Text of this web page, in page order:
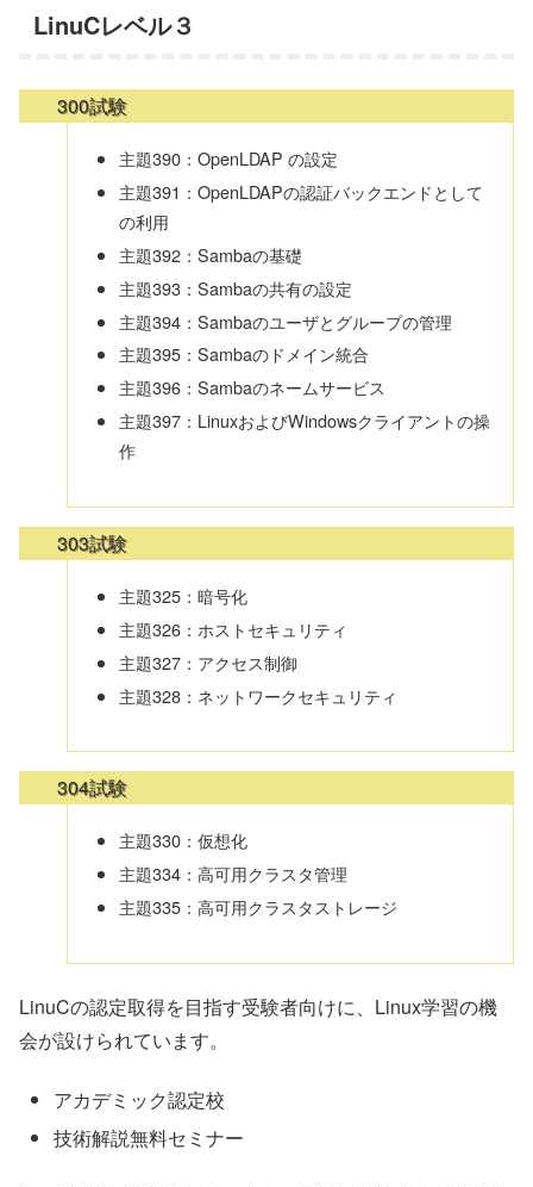
LinuCレベル３
300試験
主題390：OpenLDAP の設定
主題391：OpenLDAPの認証バックエンドとして
の利用
主題392：Sambaの基礎
主題393：Sambaの共有の設定
主題394：Sambaのユーザとグループの管理
主題395：Sambaのドメイン統合
主題396：Sambaのネームサービス
主題397：LinuxおよびWindowsクライアントの操
作
303試験
主題325：暗号化
主題326：ホストセキュリティ
主題327：アクセス制御
主題328：ネットワークセキュリティ
304試験
主題330：仮想化
主題334：高可用クラスタ管理
主題335：高可用クラスタストレージ
LinuCの認定取得を目指す受験者向けに、Linux学習の機
会が設けられています。
アカデミック認定校
技術解説無料セミナー